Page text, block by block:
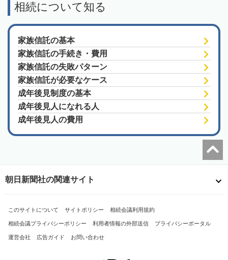
相続について知る
家族信託の基本
家族信託の手続き・費用
家族信託の失敗パターン
家族信託が必要なケース
成年後見制度の基本
成年後見人になれる人
成年後見人の費用
朝日新聞社の関連サイト
このサイトについて サイトポリシー 相続会議利用規約
相続会議プライバシーポリシー 利用者情報の外部送信 プライバシーポータル
運営会社 広告ガイド お問い合わせ